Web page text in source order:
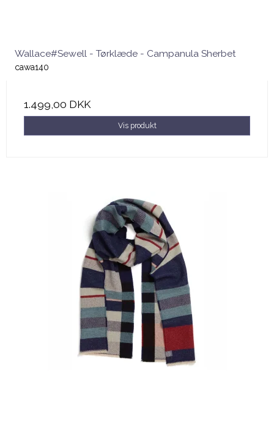
Wallace#Sewell - Tørklæde - Campanula Sherbet
cawa140
1.499,00 DKK
Vis produkt